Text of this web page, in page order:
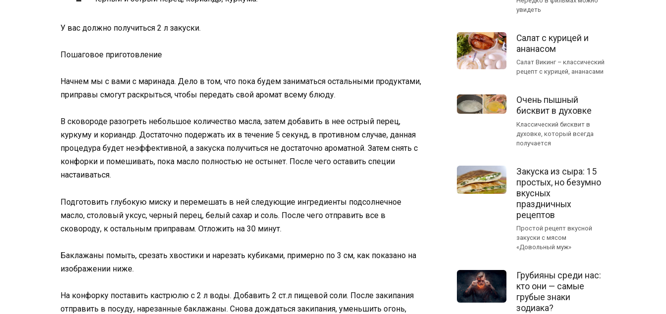
У вас должно получиться 2 л закуски.
Пошаговое приготовление
Начнем мы с вами с маринада. Дело в том, что пока будем заниматься остальными продуктами,
приправы смогут раскрыться, чтобы передать свой аромат всему блюду.
В сковороде разогреть небольшое количество масла, затем добавить в нее острый перец,
куркуму и кориандр. Достаточно подержать их в течение 5 секунд, в противном случае, данная
процедура будет неэффективной, а закуска получиться не достаточно ароматной. Затем снять с
конфорки и помешивать, пока масло полностью не остынет. После чего оставить специи
настаиваться.
Подготовить глубокую миску и перемешать в ней следующие ингредиенты подсолнечное
масло, столовый уксус, черный перец, белый сахар и соль. После чего отправить все в
сковороду, к остальным приправам. Отложить на 30 минут.
Баклажаны помыть, срезать хвостики и нарезать кубиками, примерно по 3 см, как показано на
изображении ниже.
На конфорку поставить кастрюлю с 2 л воды. Добавить 2 ст.л пищевой соли. После закипания
отправить в посуду, нарезанные баклажаны. Снова дождаться закипания, уменьшить огонь,
увидеть
Салат с курицей и
ананасом
Салат Викинг – классический
рецепт с курицей, ананасами
Очень пышный
бисквит в духовке
Классический бисквит в
духовке, который всегда
получается
Закуска из сыра: 15
простых, но безумно
вкусных
праздничных
рецептов
Простой рецепт вкусной
закуски с мясом
«Довольный муж»
Грубияны среди нас:
кто они — самые
грубые знаки
зодиака?